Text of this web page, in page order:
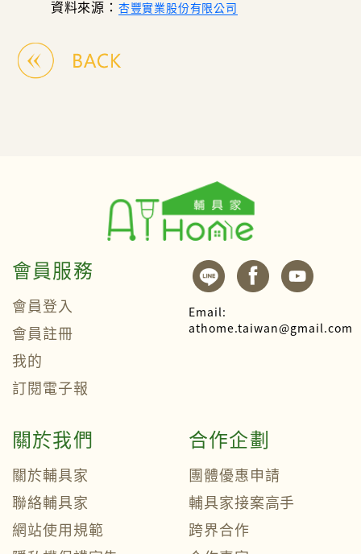
資料來源： 杏豐實業股份有限公司
會員服務
會員登入
會員註冊
我的
訂閱電子報
Email:
athome.taiwan@gmail.com
關於我們
關於輔具家
聯絡輔具家
網站使用規範
合作企劃
團體優惠申請
輔具家接案高手
跨界合作